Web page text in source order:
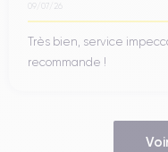
09/07/26
Très bien, service
recommande !